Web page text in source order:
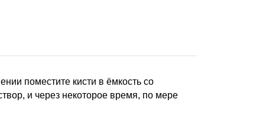
поместите кисти в ёмкость со
и через некоторое время, по мере